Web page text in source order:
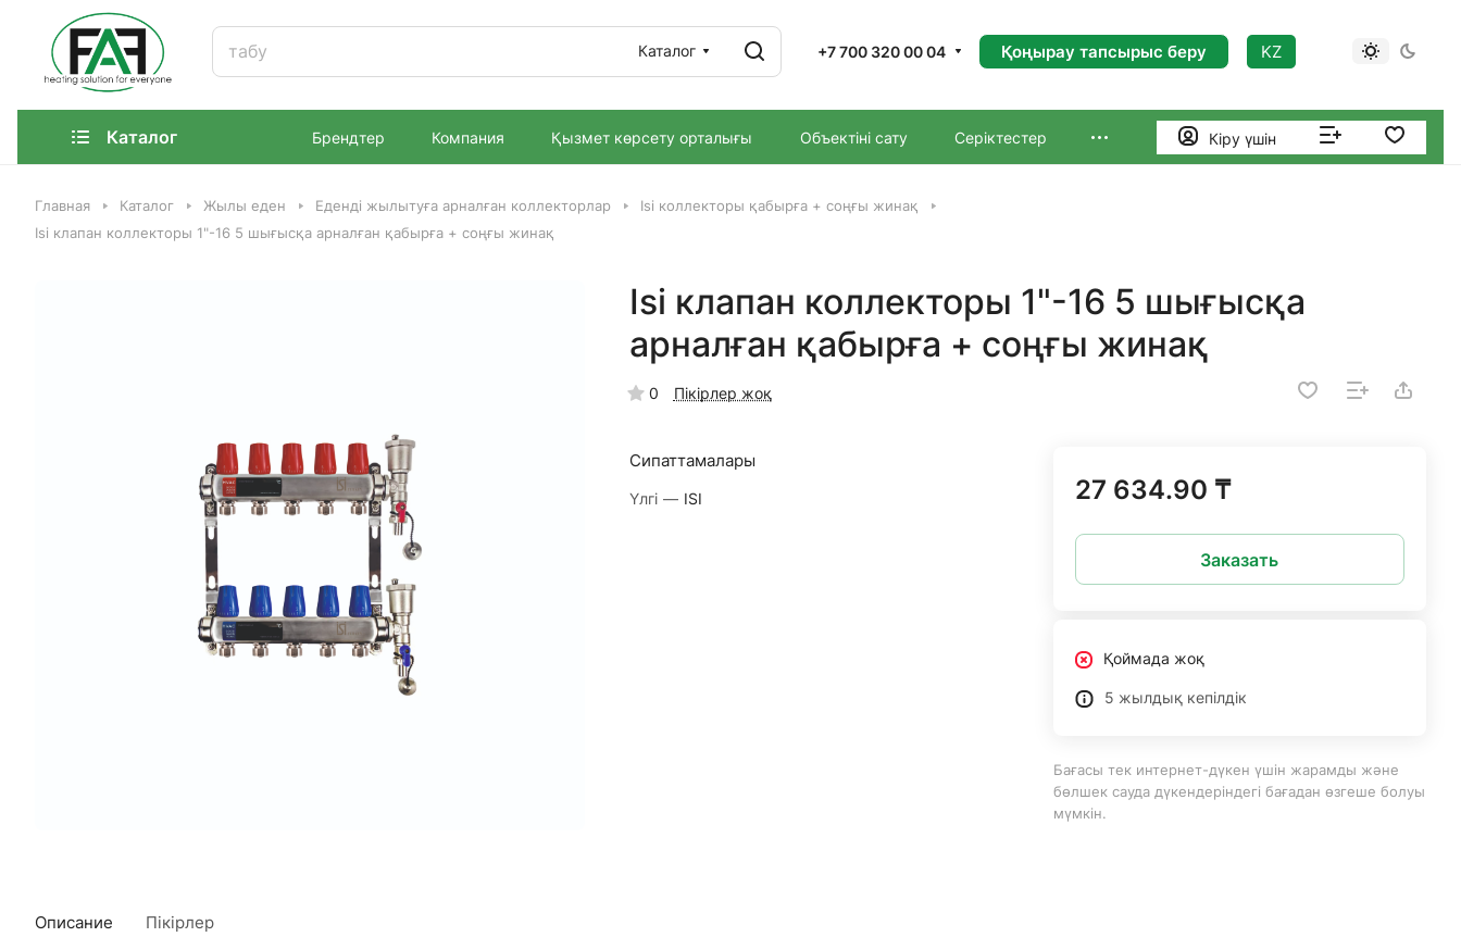
Каталог +7 700 320 00 04 Қоңырау тапсырыс беру KZ
Каталог Брендтер Компания Қызмет көрсету орталығы Объектіні сату Серіктестер Кіру үшін
Главная Каталог Жылы еден Еденді жылытуға арналған коллекторлар
Isi коллекторы қабырға + соңғы жинақ
Isi клапан коллекторы 1"-16 5 шығысқа арналған қабырға + соңғы жинақ
Isi клапан коллекторы 1"-16 5 шығысқа
арналған қабырға + соңғы жинақ
0 Пікірлер жоқ
Сипаттамалары
Үлгі — ISI 27 634.90 ₸
Заказать
Қоймада жоқ
5 жылдық кепілдік
Бағасы тек интернет-дүкен үшін жарамды және
бөлшек сауда дүкендеріндегі бағадан өзгеше болуы
мүмкін.
Описание Пікірлер